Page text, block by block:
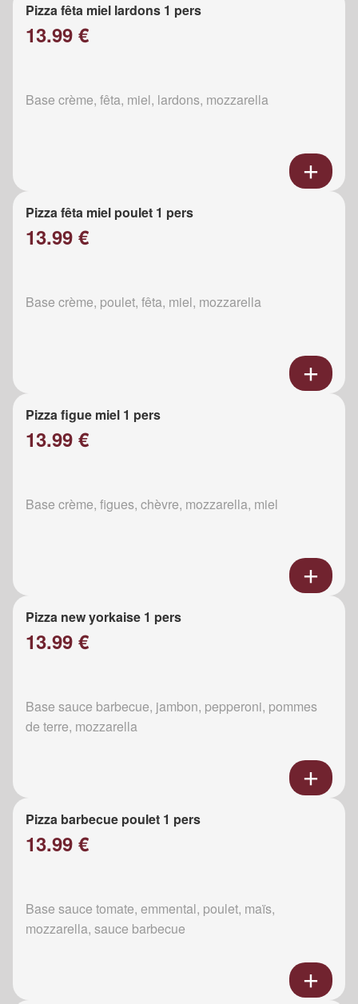
Pizza fêta miel lardons 1 pers
13.99 €
Base crème, fêta, miel, lardons, mozzarella
Pizza fêta miel poulet 1 pers
13.99 €
Base crème, poulet, fêta, miel, mozzarella
Pizza figue miel 1 pers
13.99 €
Base crème, figues, chèvre, mozzarella, miel
Pizza new yorkaise 1 pers
13.99 €
Base sauce barbecue, jambon, pepperoni, pommes
de terre, mozzarella
Pizza barbecue poulet 1 pers
13.99 €
Base sauce tomate, emmental, poulet, maïs,
mozzarella, sauce barbecue